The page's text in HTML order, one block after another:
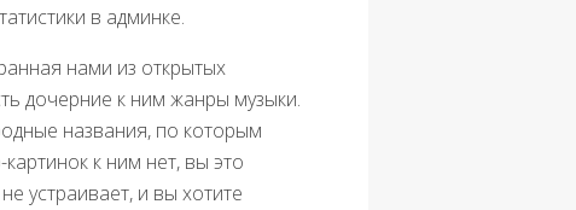
в админке.
нами из открытых
дочерние к ним жанры музыки.
названия, по которым
к ним нет, вы это
устраивает, и вы хотите